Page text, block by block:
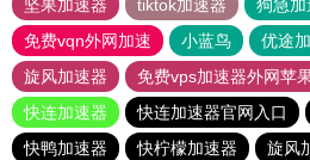
坚果加速器
tiktok加速器
狗急加
免费vqn外网加速
小蓝鸟 优途
旋风加速器
免费vps加速器外网苹
快连加速器
快连加速器官网入口
快鸭加速器
快柠檬加速器 旋风